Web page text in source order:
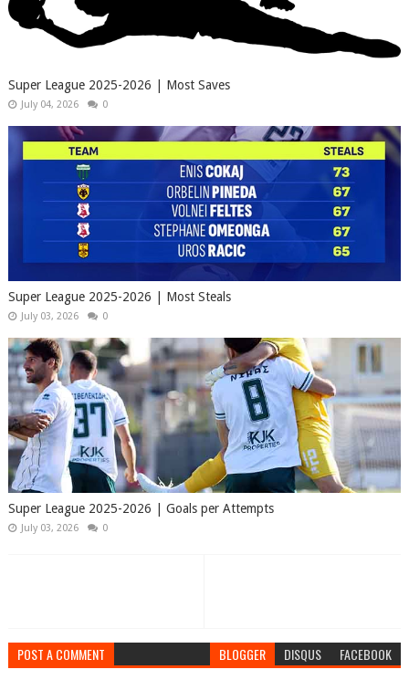
Super League 2025-2026 | Most Saves
July 04, 2026 0
Super League 2025-2026 | Most Steals
July 03, 2026 0
Super League 2025-2026 | Goals per Attempts
July 03, 2026 0
POST A COMMENT BLOGGER DISQUS FACEBOOK